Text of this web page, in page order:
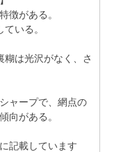
徴がある。
いる。
は光沢がなく、さ
ャープで、網点の
向がある。
記載しています